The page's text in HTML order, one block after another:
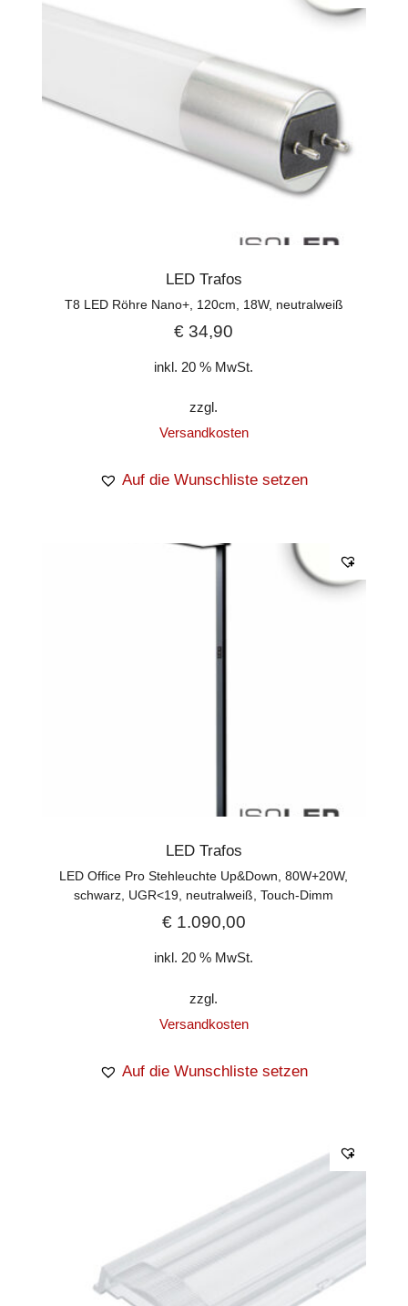
LED Trafos
T8 LED Röhre Nano+, 120cm, 18W, neutralweiß
€ 34,90
inkl. 20 % MwSt.
zzgl.
Versandkosten
Auf die Wunschliste setzen
LED Trafos
LED Office Pro Stehleuchte Up&Down, 80W+20W,
schwarz, UGR<19, neutralweiß, Touch-Dimm
€1.090,00
inkl. 20 % MwSt.
zzgl.
Versandkosten
Auf die Wunschliste setzen